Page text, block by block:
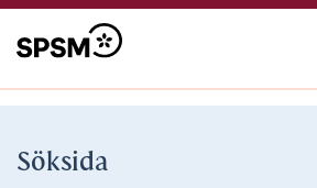
Söksida